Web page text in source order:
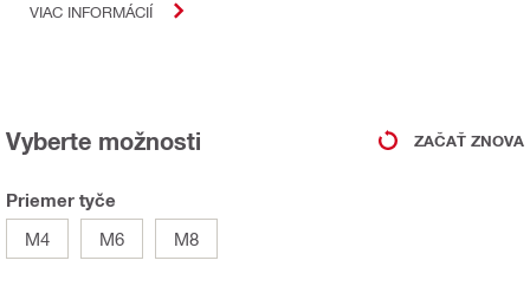
VIAC INFORMÁCIÍ
Vyberte možnosti ZAČAŤ ZNOVA
Priemer tyče
M4
M6 M8